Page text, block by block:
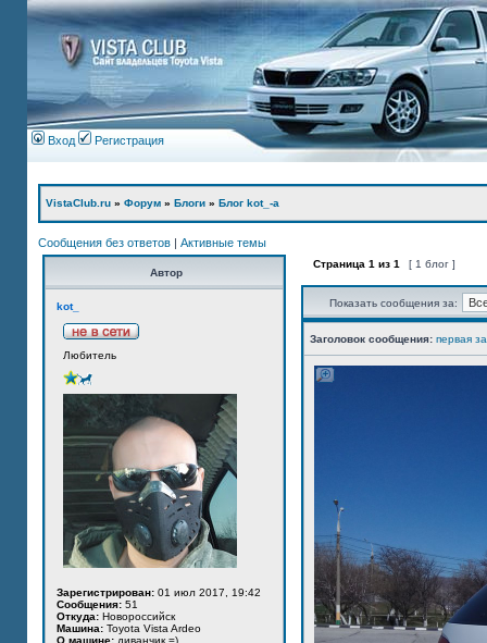
Вход Регистрация
VistaClub.ru » Форум » Блоги » Блог kot_-а
Сообщения без ответов | Активные темы
Автор
kot_
Любитель
Зарегистрирован: 01 июл 2017, 19:42
Сообщения: 51
Откуда: Новороссийск
Машина: Toyota Vista Ardeo
О машине: диванчик =)
Страница 1 из 1 [ 1 блог ]
Показать сообщения за:
Заголовок сообщения: первая